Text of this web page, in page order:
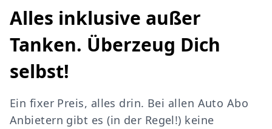
Alles inklusive außer
Tanken. Überzeug Dich
selbst!
Ein fixer Preis, alles drin. Bei allen Auto Abo
Anbietern gibt es (in der Regel!) keine